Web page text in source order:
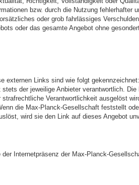
bzw. durch die Nutzung
oder grob fahrlässiges
oder das gesamte Angebot ohne
Links sind wie folgt
der jeweilige Anbieter verantwortlich.
Verantwortlichkeit ausgelöst
die Max-Planck-Gesellschaft feststellt
wird sie den Link auf dieses Angebot
Internetpräsenz der Max-Planck-